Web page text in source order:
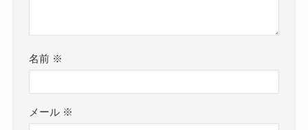
名前 ※
メール ※